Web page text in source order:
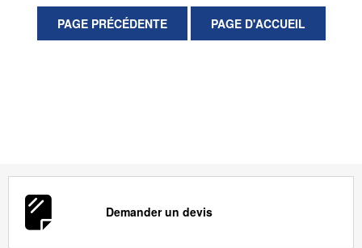
Demander un devis